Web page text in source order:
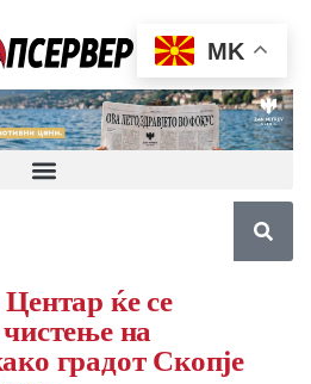
ќе се
на
градот Скопје
MK